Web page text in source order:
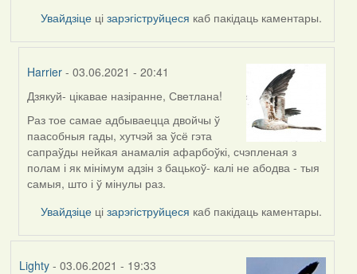
Увайдзіце цізарэгіструйцеся каб пакідаць каментары.
Harrier - 03.06.2021 - 20:41
In
reply
to
by
svetlana
vranova
Дзякуй- цікавае назіранне, Светлана!
Раз тое самае адбываецца двойчы ў
паасобныя гады, хутчэй за ўсё гэта
сапраўды нейкая анамалія афарбоўкі, счэпленая з
полам і як мінімум адзін з бацькоў- калі не абодва - тыя
самыя, што і ў мінулы раз.
Увайдзіце цізарэгіструйцеся каб пакідаць каментары.
Lighty- 03.06.2021 - 19:33